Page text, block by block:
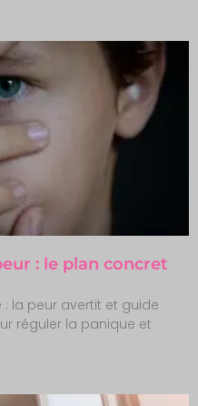
: le plan concret
la peur avertit et guide
réguler la panique et